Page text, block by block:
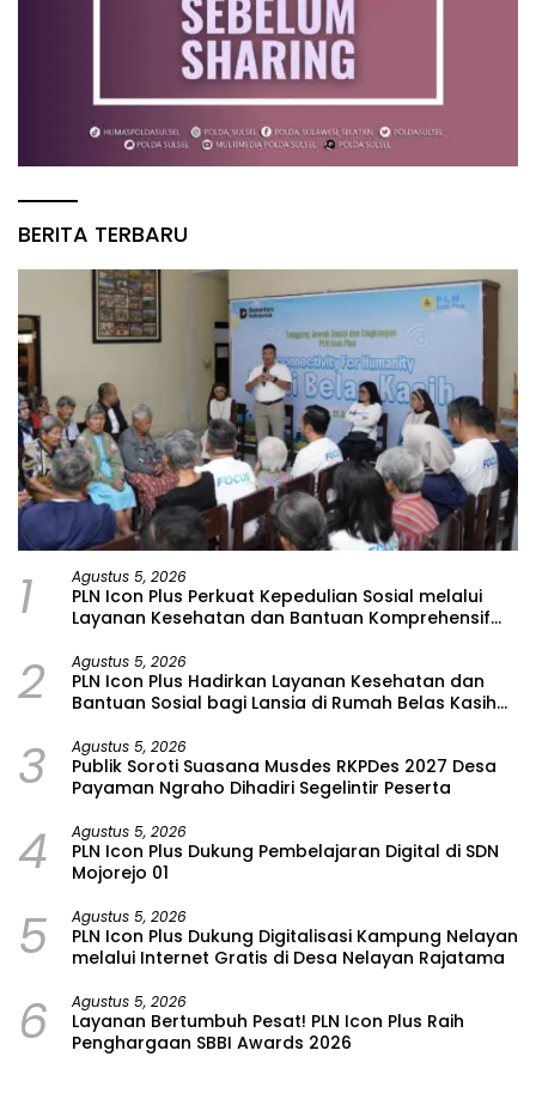
BERITA TERBARU
1 Agustus 5, 2026
PLN Icon Plus Perkuat Kepedulian Sosial melalui
Layanan Kesehatan dan Bantuan Komprehensif
2 Agustus 5, 2026
PLN Icon Plus Hadirkan Layanan Kesehatan dan
Bantuan Sosial bagi Lansia di Rumah Belas Kasih
3 Agustus 5, 2026
Publik Soroti Suasana Musdes RKPDes 2027 Desa
Payaman Ngraho Dihadiri Segelintir Peserta
4 Agustus 5, 2026
PLN Icon Plus Dukung Pembelajaran Digital di SDN
Mojorejo 01
5 Agustus 5, 2026
PLN Icon Plus Dukung Digitalisasi Kampung Nelayan
melalui Internet Gratis di Desa Nelayan Rajatama
6 Agustus 5, 2026
Layanan Bertumbuh Pesat! PLN Icon Plus Raih
Penghargaan SBBI Awards 2026